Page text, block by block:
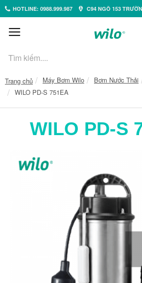
HOTLINE: 0988.999.987 C94 NGÕ 153
Trang chủ Máy Bơm Wilo Bơm Nước Thải
WILO PD-S 751EA
WILO PD-S